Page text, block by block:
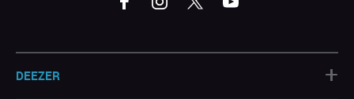
DEEZER +